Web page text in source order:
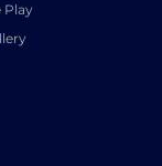
Play